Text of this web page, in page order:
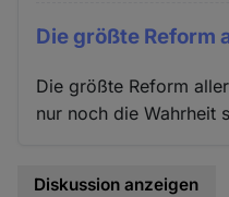
Die größte Reform
Die größte Reform
nur noch die Wahrheit
Diskussion anzeigen